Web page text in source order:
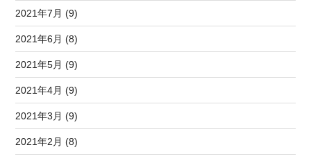
2021年7月 (9)
2021年6月 (8)
2021年5月 (9)
2021年4月 (9)
2021年3月 (9)
2021年2月 (8)